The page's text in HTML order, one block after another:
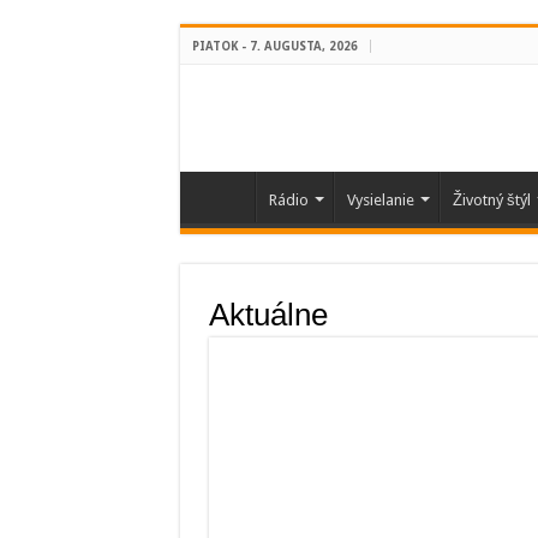
PIATOK - 7. AUGUSTA, 2026
Rádio Vysielanie Životný štýl
Aktuálne